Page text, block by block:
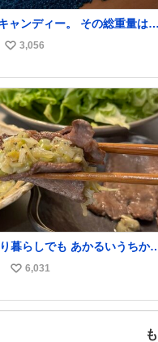
ャンディー。 その総重量は亡
等の重さだそうです。 鑑賞者
ますが、亡くなった人の一部
るような感覚になりました。
に入れたら、ハッカ味😳✨ #
い
ね
数
3,056
暮らしでも あかるいうちか
チンでひとり焼肉できてしあ
わせだもん՞ o̴̶̷̥ ̫ o̴̶̷̥ ՞い
ね
6,031